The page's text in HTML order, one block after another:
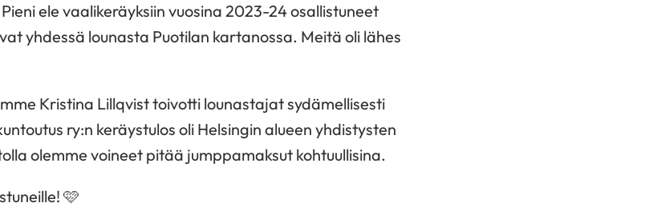
ele vaalikeräyksiin vuosina 2023-24 osallistuneet
yhdessä lounasta Puotilan kartanossa. Meitä oli lähes
Kristina Lillqvist toivotti lounastajat sydämellisesti
ry:n keräystulos oli Helsingin alueen yhdistysten
olemme voineet pitää jumppamaksut kohtuullisina.
🩷